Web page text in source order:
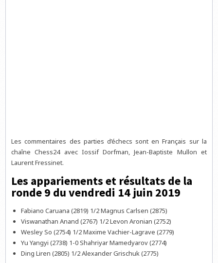
Les commentaires des parties d’échecs sont en Français sur la
chaîne Chess24 avec Iossif Dorfman, Jean-Baptiste Mullon et
Laurent Fressinet.
Les appariements et résultats de la
ronde 9 du vendredi 14 juin 2019
Fabiano Caruana (2819) 1/2 Magnus Carlsen (2875)
Viswanathan Anand (2767) 1/2 Levon Aronian (2752)
Wesley So (2754) 1/2 Maxime Vachier-Lagrave (2779)
Yu Yangyi (2738) 1-0 Shahriyar Mamedyarov (2774)
Ding Liren (2805) 1/2 Alexander Grischuk (2775)